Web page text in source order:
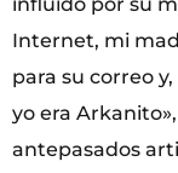
Internet, mi
para su correo
yo era
antepasados